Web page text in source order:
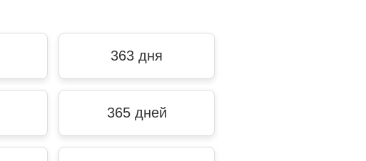
363 дня
365 дней